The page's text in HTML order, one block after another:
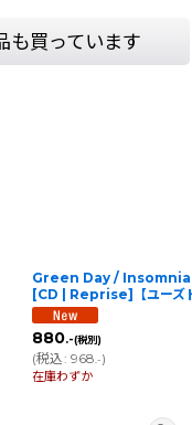
も買っています
Green Day /
[CD | Reprise]【ユーズ
880.-(税別)
(税込: 968 .-)
在庫わずか